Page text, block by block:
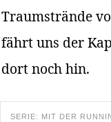
Traumstrände
fährt uns der
dort noch hin.
SERIE: MIT DER